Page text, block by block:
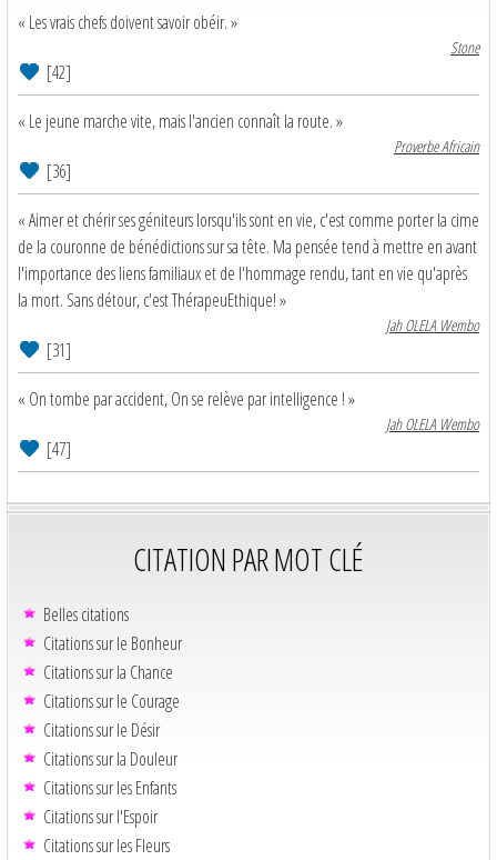
« Les vrais chefs doivent savoir obéir. »
Stone
[42]
« Le jeune marche vite, mais l'ancien connaît la route. »
Proverbe Africain
[36]
« Aimer et chérir ses géniteurs lorsqu'ils sont en vie, c'est comme porter la cime
de la couronne de bénédictions sur sa tête. Ma pensée tend à mettre en avant
l'importance des liens familiaux et de l'hommage rendu, tant en vie qu'après
la mort. Sans détour, c'est ThérapeuEthique! »
Jah OLELA Wembo
[31]
« On tombe par accident, On se relève par intelligence ! »
Jah OLELA Wembo
[47]
CITATION PAR MOT CLÉ
Belles citations
Citations sur le Bonheur
Citations sur la Chance
Citations sur le Courage
Citations sur le Désir
Citations sur la Douleur
Citations sur les Enfants
Citations sur l'Espoir
Citations sur les Fleurs